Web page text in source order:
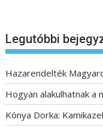
Legutóbbi
Hazarendelték
Hogyan alakulhatnak a
Kónya Dorka: